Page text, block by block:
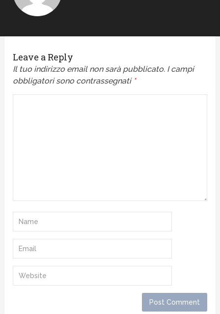
Leave a Reply
Il tuo indirizzo email non sarà pubblicato. I campi
obbligatori sono contrassegnati *